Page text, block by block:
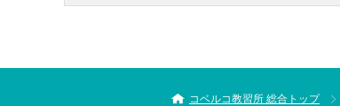
コベルコ教習所 総合トップ